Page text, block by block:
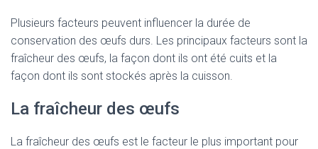
Plusieurs facteurs peuvent influencer la durée de
conservation des œufs durs. Les principaux facteurs sont la
fraîcheur des œufs, la façon dont ils ont été cuits et la
façon dont ils sont stockés après la cuisson.
La fraîcheur des œufs
La fraîcheur des œufs est le facteur le plus important pour